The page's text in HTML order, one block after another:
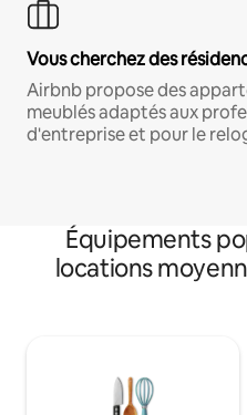
Vous cherchez des
Airbnb propose des
meublés adaptés aux
d'entreprise et pour le
Équipements
locations